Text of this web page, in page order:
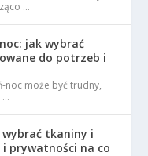
…
jak wybrać
do potrzeb i
noc może być trudny,
…
tkaniny i
prywatności na co